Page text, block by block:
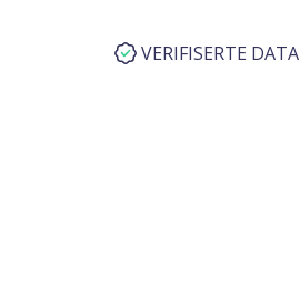
VERIFISERTE DATA